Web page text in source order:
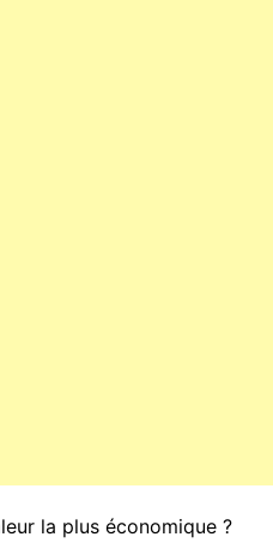
la plus économique ?